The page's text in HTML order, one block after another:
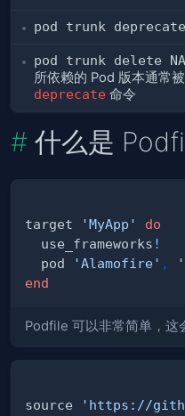
pod trunk deprecate
pod trunk delete
所依赖的 Pod 版本通常
deprecate 命令
什么是
target 'MyApp'
do
  use_frameworks
!
  pod
'Alamofire' ,
end
Podfile 可以非常简单，
source
'https://